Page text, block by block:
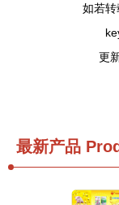
如若
更
最新产品